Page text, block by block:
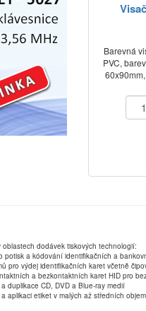
Barevná
PVC,
oblastech dodávek tiskových technologií:
potisk a kódování identifikačních a
pro výdej identifikačních karet včetně
a bezkontaktních karet HID pro
duplikace CD, DVD a Blue-ray medií
aplikaci etiket v malých až středních